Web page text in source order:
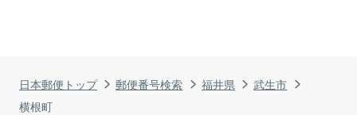
日本郵便トップ 郵便番号検索 福井県
武生市
横根町